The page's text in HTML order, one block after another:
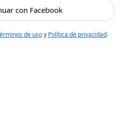
con Facebook
de usoy Política de privacidad.